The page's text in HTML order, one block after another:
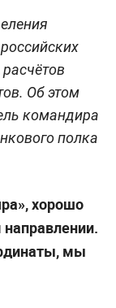
Об этом
командира
полка
хорошо
мы